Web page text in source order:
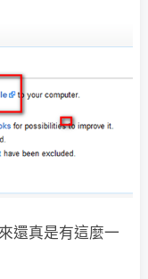
還真是有這麼一